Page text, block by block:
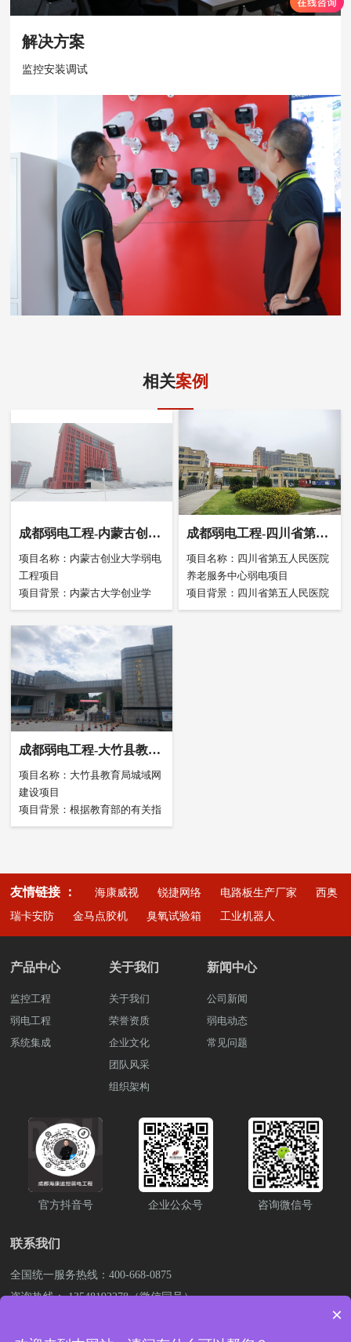
解决方案
监控安装调试
相关案例
成都弱电工程-内蒙古创业
大学弱电工程项目
项目名称：内蒙古创业大学弱电
工程项目
项目背景：内蒙古大学创业学
院，坐落于内蒙古自治区呼和浩
特市，是经中华人民共和国教育
部批准成立的民办全日制普通本
科独立学院。学校占地面积
36.9257万平方米，教学行政用
房面积5.62万平方米，教学科研
仪器设备总值。2713.92万元
实施方案：
监控点位：，我们将在大学内关
键区域设立高清晰度摄像头，运
用智能算法进行人脸识别、车牌
识别、行为分析等处理，以确保
安全管理和犯罪侦查。同时，通
过远程监控管理平台，可以随时
常情况并进行处理。
门禁系统：我们将采用人脸门禁
系统，包括门禁刷卡、远程开
师刷人脸进出，管理员可以通过
远程平台进行权限管理，确保校
园内各个场所的安全性和管理效
校园考场：在标准化考场内，我
们将配备考试监控设备、防作弊
能，实时查看考场内情况，保证
区域设置公共广播系统，如食
解校内最新动态、活动信息等。
LED屏显示：我们将在校园内部
具有显示效果好、安装方便等优
显示，方便学生快速获取信息。
成都弱电工程-四川省第五
人民医院养老服务中心弱
电工程项目
项目名称：四川省第五人民医院
养老服务中心弱电项目
项目背景：四川省第五人民医院
（四川省老年病医院，四川省老
成都弱电工程-大竹县教育
局弱电工程项目
项目名称：大竹县教育局城域网
建设项目
项目背景：根据教育部的有关指
示精神，大竹县教育局将对辖区
资源，开展远程教育。通过中国
教育科研网的统一出口连接因特
友情链接 ： 海康威视 锐捷网络 电路板生产厂家
西奥
瑞卡安防
金马点胶机 臭氧试验箱 工业机器人
产品中心
监控工程
弱电工程
系统集成
关于我们
关于我们
荣誉资质
企业文化
团队风采
组织架构
新闻中心
公司新闻
弱电动态
常见问题
官方抖音号 企业公众号 咨询微信号
联系我们
全国统一服务热线：400-668-0875
咨询热线： 13548192278（微信同号）
×